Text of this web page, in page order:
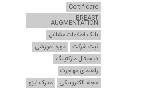
Certificate
BREAST
AUGMENTATION
بانک اطلاعات مشاغل
ثبت شرکت
دوره آموزشی
دیجیتال مارکتینگ
راهنمای مهاجرت
مجله الکترونیکی
مدرک ایزو